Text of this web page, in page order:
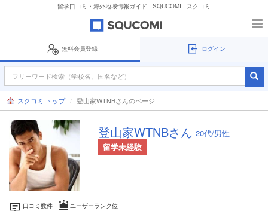
留学口コミ・海外地域情報ガイド - SQUCOMI - スクコミ
無料会員登録 ログイン
スクコミ トップ 登山家WTNBさんのページ
登山家WTNBさん 20代/男性
留学未経験
口コミ数件 ユーザーランク位